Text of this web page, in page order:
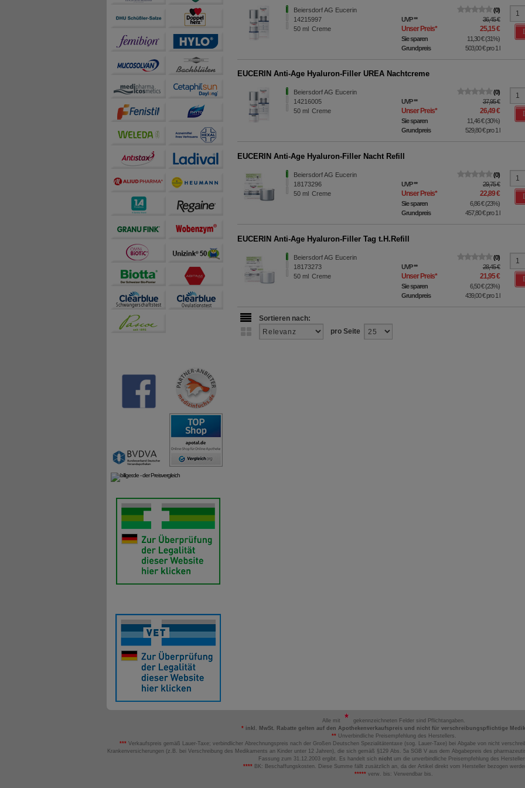
Beiersdorf AG Eucerin
14215997
50 ml Creme
0
UVP** 36,45 €
Unser Preis* 25,15 €
Sie sparen 11,30 €(31%)
Grundpreis
503,00 €pro 1 l
EUCERIN Anti-Age Hyaluron-Filler UREA Nachtcreme
Beiersdorf AG Eucerin
14216005
50 ml Creme
0
UVP** 37,95 €
Unser Preis* 26,49 €
Sie sparen 11,46 €(30%)
Grundpreis
529,80 €pro 1 l
EUCERIN Anti-Age Hyaluron-Filler Nacht Refill
Beiersdorf AG Eucerin
18173296
50 ml Creme
0
UVP** 29,75 €
Unser Preis* 22,89 €
Sie sparen 6,86 €(23%)
Grundpreis
457,80 €pro 1 l
EUCERIN Anti-Age Hyaluron-Filler Tag t.H.Refill
Beiersdorf AG Eucerin
18173273
50 ml Creme
0
UVP** 28,45 €
Unser Preis* 21,95 €
Sie sparen 6,50 €(23%)
Grundpreis
439,00 €pro 1 l
Sortieren nach:
pro Seite
Alle mit
gekennzeichneten Felder sind Pflichtangaben.
* inkl. MwSt. Rabatte gelten auf den Apothekenverkaufspreis und nicht für verschreibungspflichtige
**Unverbindliche Preisempfehlung des Herstellers.
*** Verkaufspreis gemäß Lauer-Taxe; verbindlicher Abrechnungspreis nach der Großen Deutschen Spezialitätentaxe (sog. Lauer-Taxe) bei Abgabe von nicht
Krankenversicherungen (z.B. bei Verschreibung des Medikaments an Kinder unter 12 Jahren), die sich gemäß §129 Abs. 5a SGB V aus dem Abgabepreis des
Fassung zum 31.12.2003 ergibt. Es handelt sich nicht um die unverbindliche Preisempfehlung des
**** BK: Beschaffungskosten. Diese Summe fällt zusätzlich an, da der Artikel direkt vom Hersteller bezogen
***** verw. bis: Verwendbar bis.